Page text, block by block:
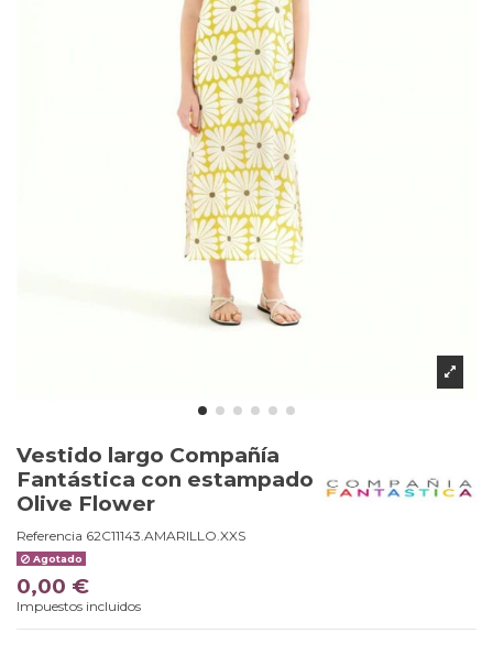
Vestido largo Compañía
Fantástica con estampado
Olive Flower
Referencia 62C11143.AMARILLO.XXS
Agotado
0,00 €
Impuestos incluidos